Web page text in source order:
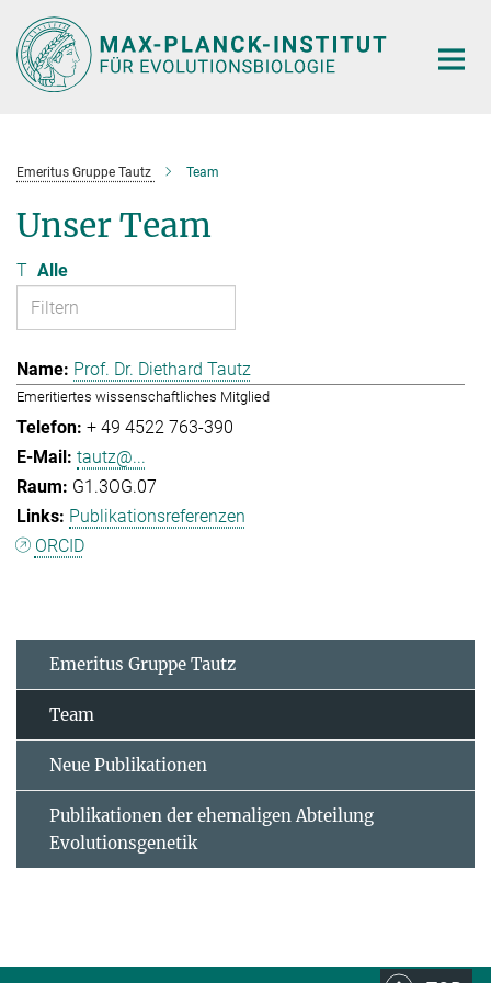
Hauptinhalt
Emeritus Gruppe Tautz Team
Unser Team
T Alle
Prof. Dr. Diethard Tautz
Emeritiertes wissenschaftliches Mitglied
+ 49 4522 763-390
tautz@...
G1.3OG.07
Publikationsreferenzen
ORCID
Emeritus Gruppe Tautz
Team
Neue Publikationen
Publikationen der ehemaligen Abteilung
Evolutionsgenetik